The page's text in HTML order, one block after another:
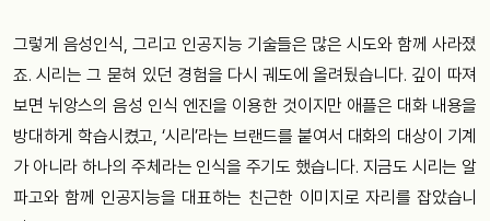
그렇게 음성인식, 그리고 인공지능 기술들은 많은 시도와 함께 사라졌
죠. 시리는 그 묻혀 있던 경험을 다시 궤도에 올려뒀습니다. 깊이 따져
보면 뉘앙스의 음성 인식 엔진을 이용한 것이지만 애플은 대화 내용을
방대하게 학습시켰고, ‘시리’라는 브랜드를 붙여서 대화의 대상이 기계
가 아니라 하나의 주체라는 인식을 주기도 했습니다. 지금도 시리는 알
파고와 함께 인공지능을 대표하는 친근한 이미지로 자리를 잡았습니